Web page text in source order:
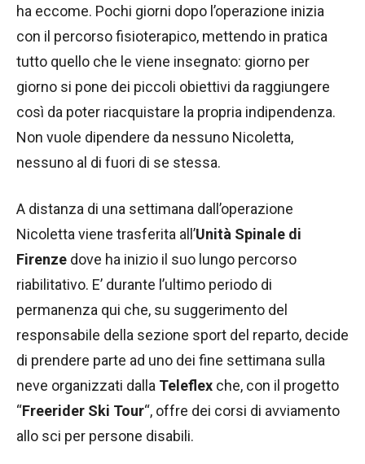
ha eccome. Pochi giorni dopo l’operazione inizia
con il percorso fisioterapico, mettendo in pratica
tutto quello che le viene insegnato: giorno per
giorno si pone dei piccoli obiettivi da raggiungere
così da poter riacquistare la propria indipendenza.
Non vuole dipendere da nessuno Nicoletta,
nessuno al di fuori di se stessa.
A distanza di una settimana dall’operazione
Nicoletta viene trasferita all’Unità Spinale di
Firenze dove ha inizio il suo lungo percorso
riabilitativo. E’ durante l’ultimo periodo di
permanenza qui che, su suggerimento del
responsabile della sezione sport del reparto, decide
di prendere parte ad uno dei fine settimana sulla
neve organizzati dalla Teleflex che, con il progetto
“Freerider Ski Tour“, offre dei corsi di avviamento
allo sci per persone disabili.